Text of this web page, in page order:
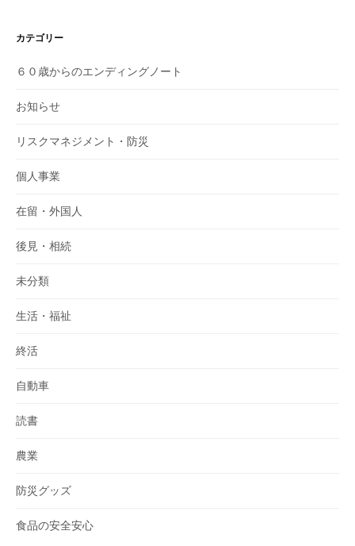
カテゴリー
６０歳からのエンディングノート
お知らせ
リスクマネジメント・防災
個人事業
在留・外国人
後見・相続
未分類
生活・福祉
終活
自動車
読書
農業
防災グッズ
食品の安全安心